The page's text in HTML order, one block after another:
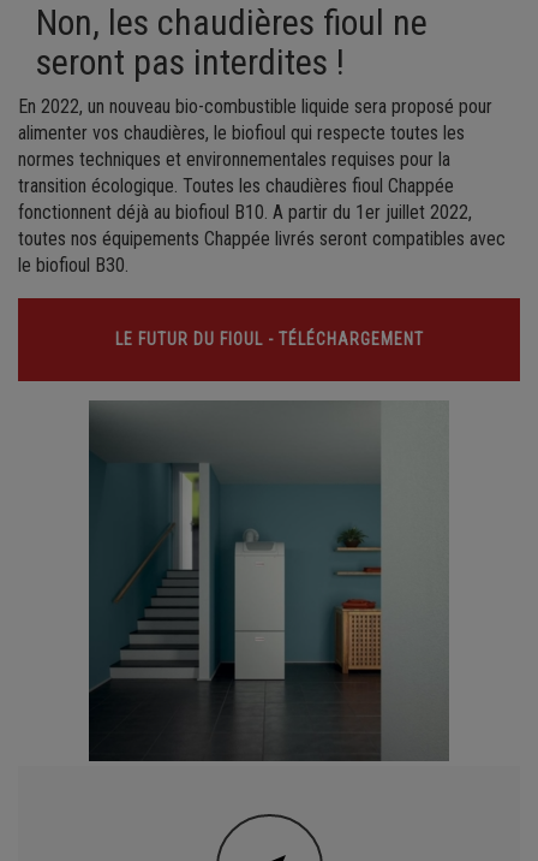
Non, les chaudières fioul ne
seront pas interdites !
En 2022, un nouveau bio-combustible liquide sera proposé pour
alimenter vos chaudières, le biofioul qui respecte toutes les
normes techniques et environnementales requises pour la
transition écologique. Toutes les chaudières fioul Chappée
fonctionnent déjà au biofioul B10. A partir du 1er juillet 2022,
toutes nos équipements Chappée livrés seront compatibles avec
le biofioul B30.
LE FUTUR DU FIOUL - TÉLÉCHARGEMENT